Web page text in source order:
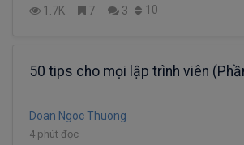
1.7K 7 3 10
50 tips cho mọi lập trình viên
Doan Ngoc Thuong
4 phút đọc